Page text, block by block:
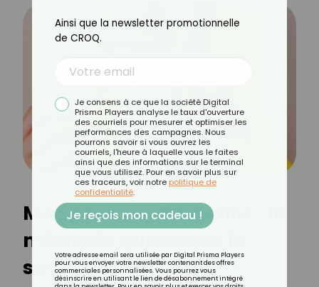
Manger avec les mains : la
méthode qui booste la
satiété et réduit les
Ainsi que la newsletter promotionnelle
de CROQ.
Je consens à ce que la société Digital
Prisma Players analyse le taux d'ouverture
des courriels pour mesurer et optimiser les
performances des campagnes. Nous
pourrons savoir si vous ouvrez les
courriels, l'heure à laquelle vous le faites
ainsi que des informations sur le terminal
que vous utilisez. Pour en savoir plus sur
ces traceurs, voir notre politique de
confidentialité.
Je reçois mon cadeau !
Votre adresse email sera utilisée par Digital Prisma Players
pour vous envoyer votre newsletter contenant des offres
commerciales personnalisées. Vous pourrez vous
désinscrire en utilisant le lien de désabonnement intégré